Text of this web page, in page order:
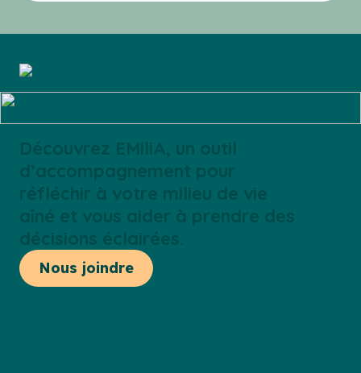
Découvrez EMiliA, un outil
d’accompagnement pour
réfléchir à votre milieu de vie
aîné et vous aider à prendre des
décisions éclairées.
Nous joindre